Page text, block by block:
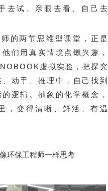
去试、亲眼去看、自己去
的两节思维型课堂，正是
们用真实情境点燃兴趣，
虚拟实验，把探究
动手、推理中，自己找到
逻辑。抽象的化学概念，
，变得清晰、鲜活、有温
环保工程师一样思考